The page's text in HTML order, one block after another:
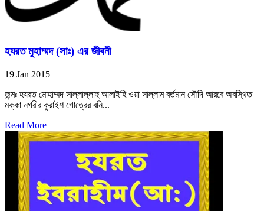
হযরত মুহাম্মদ (সাঃ) এর জীবনী
19 Jan 2015
জন্মঃ হযরত মোহাম্মদ সাল্লাল্লাহু আলাইহি ওয়া সাল্লাম বর্তমান সৌদি আরবে অবস্থিত
মক্কা নগরীর কুরাইশ গোত্রের বনি...
Read More